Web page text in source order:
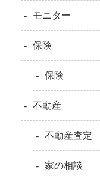
モニター
保険
保険
不動産
不動産査定
家の相談